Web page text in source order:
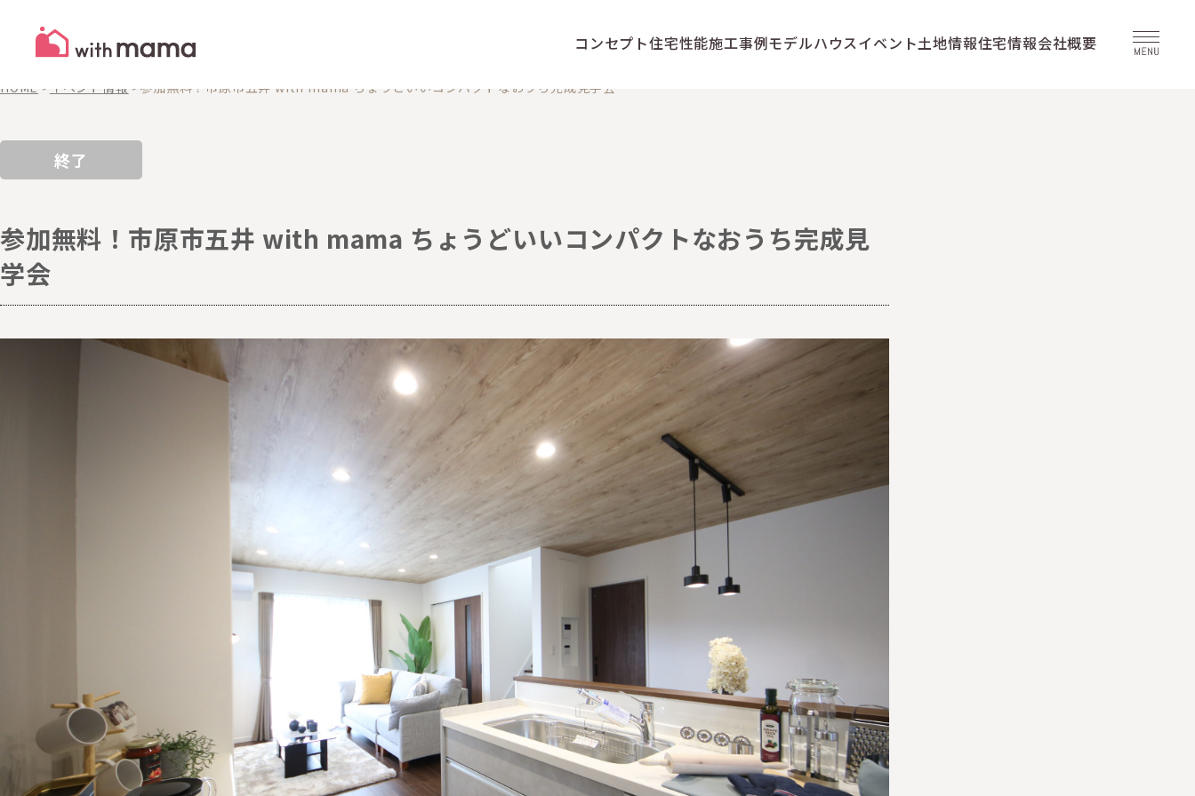
コンセプト住宅性能施工事例モデルハウスイベント土地情報住宅情報会社概要
EVENTS
HOME > イベント情報 >参加無料！市原市五井 with mama ちょうどいいコンパクトなおうち完成見学会
終了
参加無料！市原市五井 with mama ちょうどいいコンパクトなおうち完成見
学会